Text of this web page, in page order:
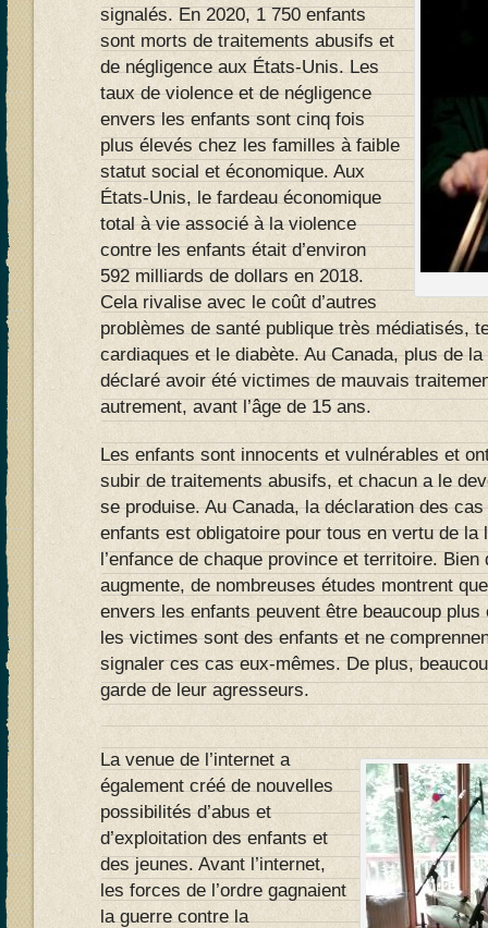
signalés. En 2020, 1 750 enfants
sont morts de traitements abusifs et
de négligence aux États-Unis. Les
taux de violence et de négligence
envers les enfants sont cinq fois
plus élevés chez les familles à faible
statut social et économique. Aux
États-Unis, le fardeau économique
total à vie associé à la violence
contre les enfants était d’environ
592 milliards de dollars en 2018.
Cela rivalise avec le coût d’autres
problèmes de santé publique très médiatisés,
cardiaques et le diabète. Au Canada, plus de
déclaré avoir été victimes de mauvais
autrement, avant l’âge de 15 ans.
Les enfants sont innocents et vulnérables et
subir de traitements abusifs, et chacun a le
se produise. Au Canada, la déclaration des
enfants est obligatoire pour tous en vertu de la
l’enfance de chaque province et territoire.
augmente, de nombreuses études montrent
envers les enfants peuvent être beaucoup
les victimes sont des enfants et ne
signaler ces cas eux-mêmes. De plus,
garde de leur agresseurs.
La venue de l’internet a
également créé de nouvelles
possibilités d’abus et
d’exploitation des enfants et
des jeunes. Avant l’internet,
les forces de l’ordre gagnaient
la guerre contre la